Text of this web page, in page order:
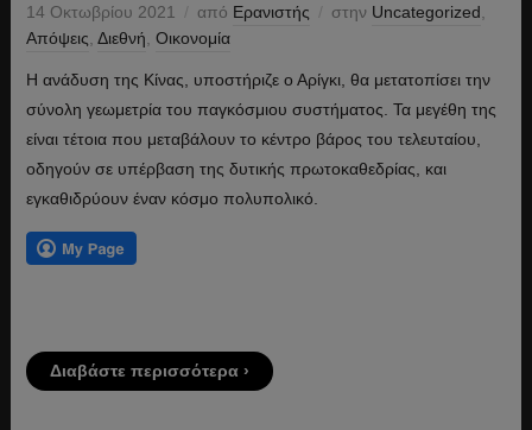
14 Οκτωβρίου 2021 από Ερανιστής στην Uncategorized
Απόψεις Διεθνή Οικονομία
Η ανάδυση της Κίνας, υποστήριζε ο Αρίγκι, θα μετατοπίσει την
σύνολη γεωμετρία του παγκόσμιου συστήματος. Τα μεγέθη της
είναι τέτοια που μεταβάλουν το κέντρο βάρος του τελευταίου,
οδηγούν σε υπέρβαση της δυτικής πρωτοκαθεδρίας, και
εγκαθιδρύουν έναν κόσμο πολυπολικό.
Διαβάστε περισσότερα ›